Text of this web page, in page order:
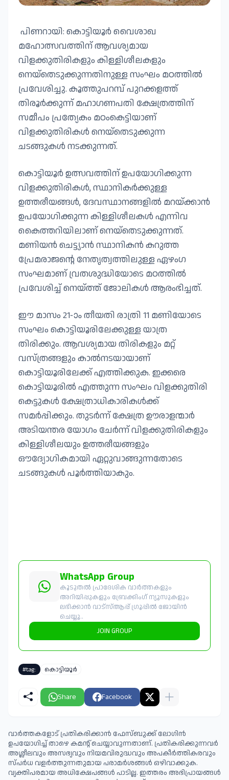
പിണറായി: കൊട്ടിയൂർ വൈശാഖ
മഹോത്സവത്തിന് ആവശ്യമായ
വിളക്കുതിരികളും കിള്ളിശീലകളും
നെയ്തെടുക്കുന്നതിനുള്ള സംഘം മഠത്തിൽ
പ്രവേശിച്ചു. കൂത്തുപറമ്പ് പുറക്കളത്ത്
തിരൂർക്കുന്ന് മഹാഗണപതി ക്ഷേത്രത്തിന്
സമീപം പ്രത്യേകം മഠംകെട്ടിയാണ്
വിളക്കുതിരികൾ നെയ്തെടുക്കുന്ന
ചടങ്ങുകൾ നടക്കുന്നത്.
കൊട്ടിയൂർ ഉത്സവത്തിന് ഉപയോഗിക്കുന്ന
വിളക്കുതിരികൾ, സ്ഥാനികർക്കുള്ള
ഉത്തരീയങ്ങൾ, ദേവസ്ഥാനങ്ങളിൽ മറയ്ക്കാൻ
ഉപയോഗിക്കുന്ന കിള്ളിശീലകൾ എന്നിവ
കൈത്തറിയിലാണ് നെയ്തെടുക്കുന്നത്.
മണിയൻ ചെട്ട്യാൻ സ്ഥാനികൻ കറുത്ത
പ്രേമരാജന്റെ നേതൃത്വത്തിലുള്ള ഏഴംഗ
സംഘമാണ് വ്രതശുദ്ധിയോടെ മഠത്തിൽ
പ്രവേശിച്ച് നെയ്ത്ത് ജോലികൾ ആരംഭിച്ചത്.
ഈ മാസം 21-ാം തീയതി രാത്രി 11 മണിയോടെ
സംഘം കൊട്ടിയൂരിലേക്കുള്ള യാത്ര
തിരിക്കും. ആവശ്യമായ തിരികളും മറ്റ്
വസ്ത്രങ്ങളും കാൽനടയായാണ്
കൊട്ടിയൂരിലേക്ക് എത്തിക്കുക. ഇക്കരെ
കൊട്ടിയൂരിൽ എത്തുന്ന സംഘം വിളക്കുതിരി
കെട്ടുകൾ ക്ഷേത്രാധികാരികൾക്ക്
സമർപ്പിക്കും. തുടർന്ന് ക്ഷേത്ര ഊരാളന്മാർ
അടിയന്തര യോഗം ചേർന്ന് വിളക്കുതിരികളും
കിള്ളിശീലയും ഉത്തരീയങ്ങളും
ഔദ്യോഗികമായി ഏറ്റുവാങ്ങുന്നതോടെ
ചടങ്ങുകൾ പൂർത്തിയാകും.
WhatsApp Group
കൂടുതൽ പ്രാദേശിക വാർത്തകളും
അറിയിപ്പുകളും ബ്രേക്കിംഗ് ന്യൂസുകളും
ലഭിക്കാൻ വാട്സ്ആപ്പ് ഗ്രൂപ്പിൽ ജോയിൻ
ചെയ്യൂ..
JOIN GROUP
#tag: കൊട്ടിയൂർ
Share Facebook
വാർത്തകളോട് പ്രതികരിക്കാൻ ഫേസ്ബുക്ക് ലോഗിൻ
ഉപയോഗിച്ച് താഴെ കമന്റ് ചെയ്യാവുന്നതാണ്. പ്രതികരിക്കുന്നവര്‍
അശ്ലീലവും അസഭ്യവും നിയമവിരുദ്ധവും അപകീര്‍ത്തികരവും
സ്പര്‍ധ വളര്‍ത്തുന്നതുമായ പരാമര്‍ശങ്ങള്‍ ഒഴിവാക്കുക.
വ്യക്തിപരമായ അധിക്ഷേപങ്ങള്‍ പാടില്ല. ഇത്തരം അഭിപ്രായങ്ങള്‍